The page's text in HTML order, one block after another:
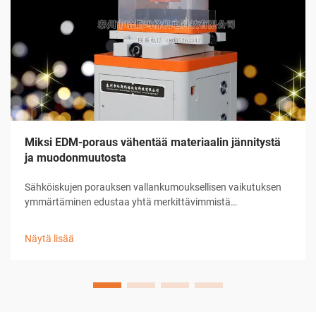
Miksi EDM-poraus vähentää materiaalin jännitystä
ja muodonmuutosta
Sähköiskujen porauksen vallankumouksellisen vaikutuksen
ymmärtäminen edustaa yhtä merkittävimmistä
teollisuudet suhtautuvat esimerkiksi ennen ...
Näytä lisää